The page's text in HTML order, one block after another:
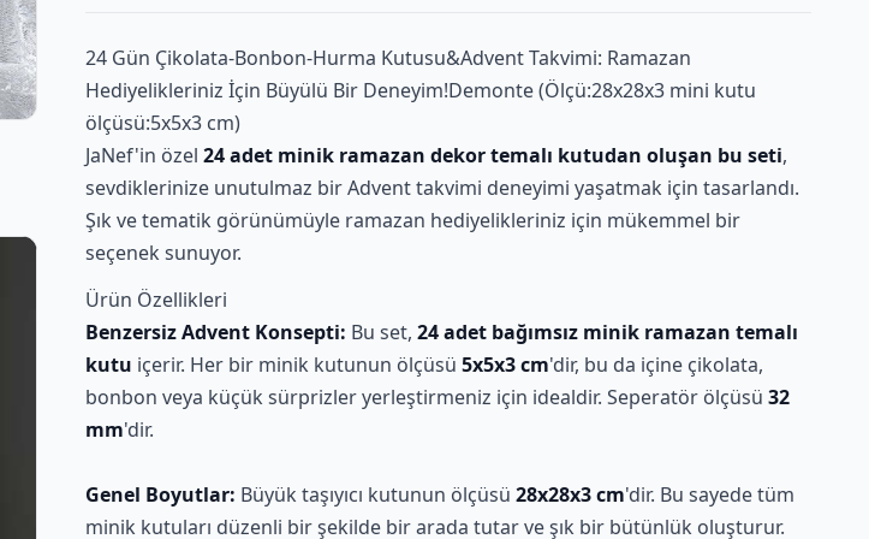
24 Gün Çikolata-Bonbon-Hurma Kutusu&Advent Takvimi: Ramazan
Hediyelikleriniz İçin Büyülü Bir Deneyim!Demonte (Ölçü:28x28x3 mini kutu
ölçüsü:5x5x3 cm)
JaNef'in özel 24 adet minik ramazan dekor temalı kutudan oluşan bu seti,
sevdiklerinize unutulmaz bir Advent takvimi deneyimi yaşatmak için tasarlandı.
Şık ve tematik görünümüyle ramazan hediyelikleriniz için mükemmel bir
seçenek sunuyor.
Ürün Özellikleri
Benzersiz Advent Konsepti: Bu set, 24 adet bağımsız minik ramazan temalı
kutu içerir. Her bir minik kutunun ölçüsü 5x5x3 cm'dir, bu da içine çikolata,
bonbon veya küçük sürprizler yerleştirmeniz için idealdir. Seperatör ölçüsü 32
mm'dir.
Genel Boyutlar: Büyük taşıyıcı kutunun ölçüsü 28x28x3 cm'dir. Bu sayede tüm
minik kutuları düzenli bir şekilde bir arada tutar ve şık bir bütünlük oluşturur.